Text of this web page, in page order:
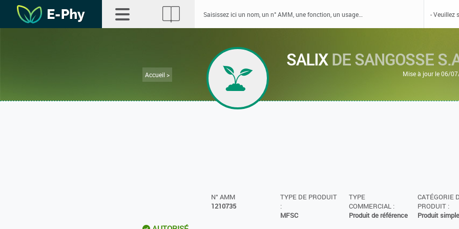
Accueil >
SALIXDE SANGOSSE
Mise à jour le 06/
N° AMM
1210735
TYPE DE PRODUIT
:
MFSC
TYPE
COMMERCIAL :
Produit de référence
CATÉGORIE
PRODUIT :
Produit